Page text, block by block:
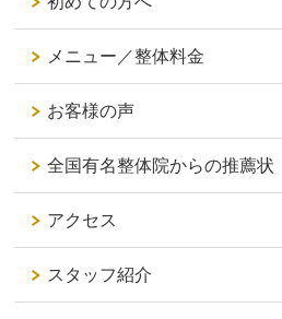
メニュー／整体料金
お客様の声
全国有名整体院からの推薦状
アクセス
スタッフ紹介